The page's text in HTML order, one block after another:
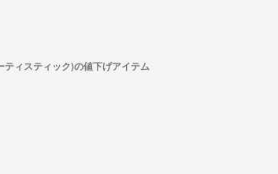
ィスティック)の値下げアイテム